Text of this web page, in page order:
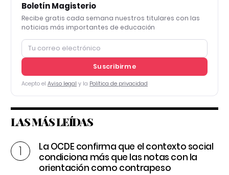
Boletín Magisterio
Recibe gratis cada semana nuestros titulares con las
noticias más importantes de educación
Suscribirme
Acepto el Aviso legal y la Política de privacidad
LAS MÁS LEÍDAS
La OCDE confirma que el contexto social
condiciona más que las notas con la
orientación como contrapeso